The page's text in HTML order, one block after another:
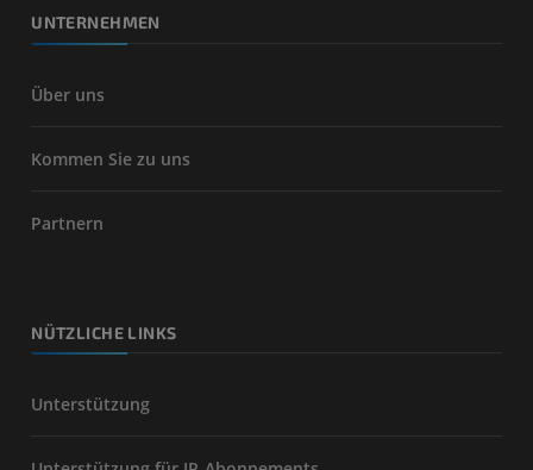
UNTERNEHMEN
Über uns
Kommen Sie zu uns
Partnern
NÜTZLICHE LINKS
Unterstützung